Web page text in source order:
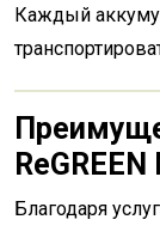
Каждый
Благодаря